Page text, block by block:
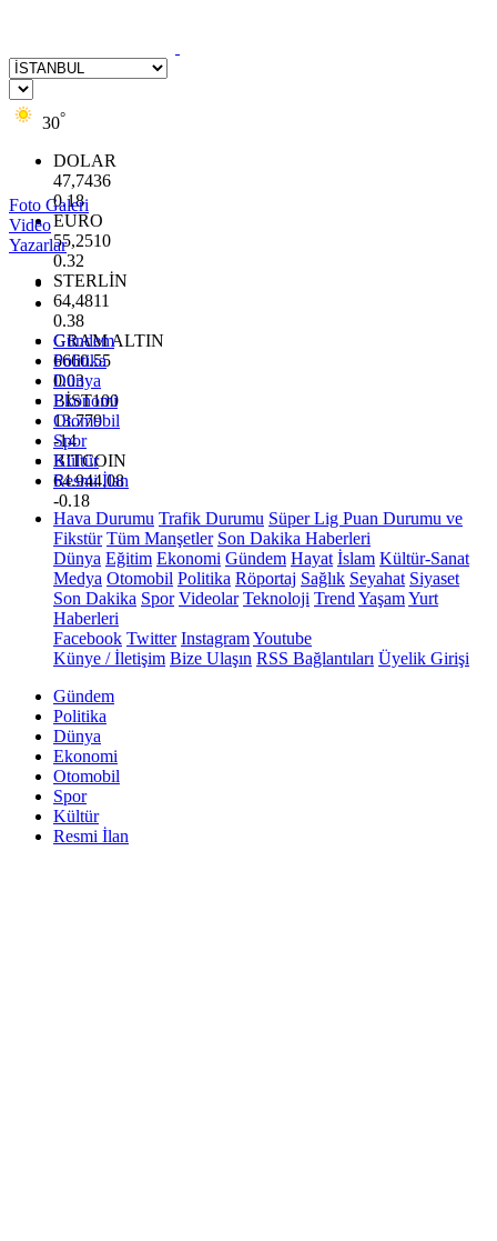
30°
DOLAR
47,7436
0.18
EURO
55,2510
0.32
STERLİN
64,4811
0.38
GRAM ALTIN
6660.55
0.03
BİST100
13.779
-14
BITCOIN
64.944,08
-0.18
Foto Galeri
Video
Yazarlar
Gündem
Politika
Dünya
Ekonomi
Otomobil
Spor
Kültür
Resmi İlan
Hava Durumu Trafik Durumu Süper Lig Puan Durumu ve
Fikstür Tüm Manşetler Son Dakika Haberleri
Dünya Eğitim Ekonomi Gündem Hayat İslam Kültür-Sanat
Medya Otomobil Politika Röportaj Sağlık Seyahat Siyaset
Son Dakika Spor Videolar Teknoloji Trend YaşamYurt
Haberleri
Facebook Twitter InstagramYoutube
Künye / İletişim Bize Ulaşın RSS Bağlantıları Üyelik Girişi
Gündem
Politika
Dünya
Ekonomi
Otomobil
Spor
Kültür
Resmi İlan